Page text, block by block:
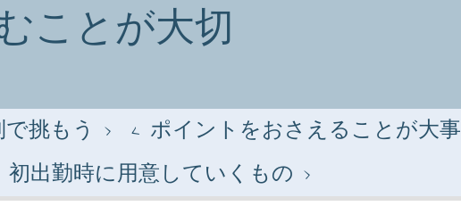
ことが大切
挑もう
ポイントをおさえることが大事
初出勤時に用意していくもの